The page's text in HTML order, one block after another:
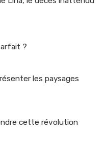
?
les paysages
cette révolution